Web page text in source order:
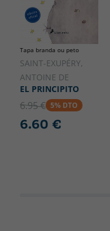
Tapa branda ou peto
SAINT-EXUPÉRY,
ANTOINE DE
EL PRINCIPITO
6.95 € 5% DTO
6.60 €